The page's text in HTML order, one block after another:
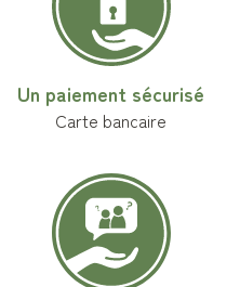
Un paiement sécurisé
Carte bancaire